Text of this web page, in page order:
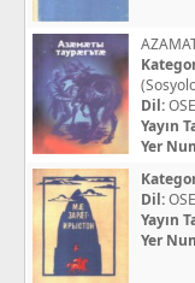
Dil:
Yayın
Yer
Dil:
Yayın
Yer